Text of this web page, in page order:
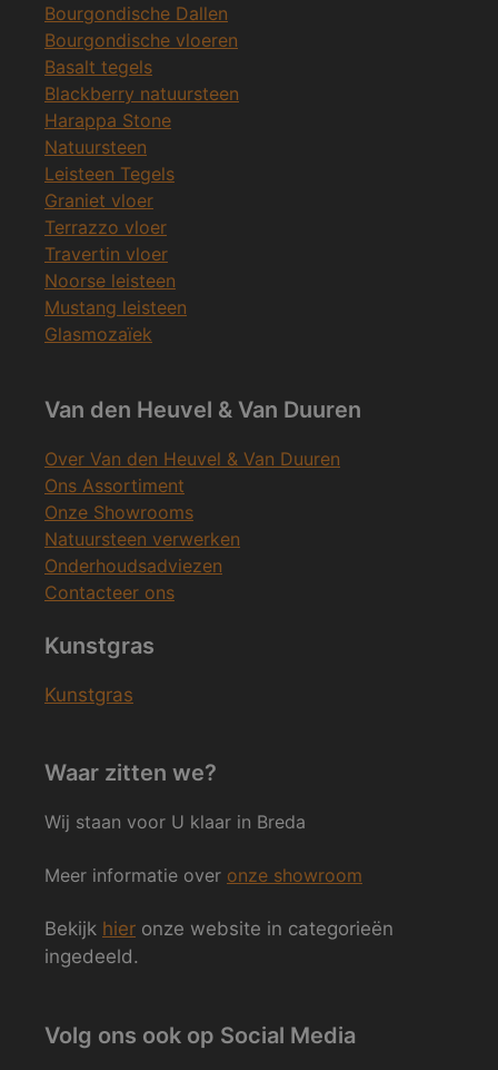
Bourgondische Dallen
Bourgondische vloeren
Basalt tegels
Blackberry natuursteen
Harappa Stone
Natuursteen
Leisteen Tegels
Graniet vloer
Terrazzo vloer
Travertin vloer
Noorse leisteen
Mustang leisteen
Glasmozaïek
Van den Heuvel & Van Duuren
Over Van den Heuvel & Van Duuren
Ons Assortiment
Onze Showrooms
Natuursteen verwerken
Onderhoudsadviezen
Contacteer ons
Kunstgras
Kunstgras
Waar zitten we?
Wij staan voor U klaar in Breda
Meer informatie over onze showroom
Bekijk hier onze website in categorieën
ingedeeld.
Volg ons ook op Social Media